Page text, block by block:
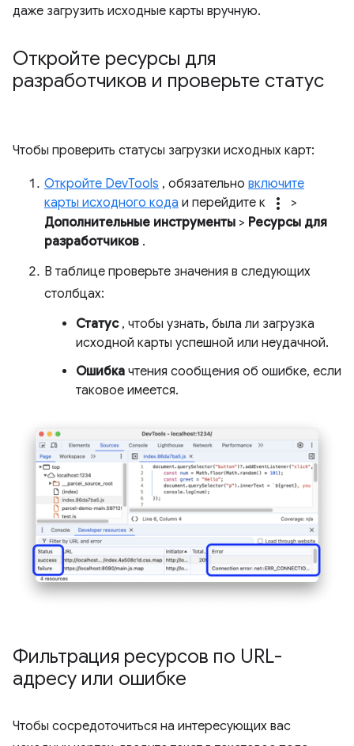
даже загрузить исходные карты вручную.
Откройте ресурсы для
разработчиков и проверьте статус
Чтобы проверить статусы загрузки исходных карт:
Откройте DevTools , обязательно включите
карты исходного кода и перейдите к more_vert
>
Дополнительные инструменты > Ресурсы для
разработчиков .
В таблице проверьте значения в следующих
столбцах:
Статус, чтобы узнать, была ли загрузка
исходной карты успешной или неудачной.
Ошибка чтения сообщения об ошибке, если
таковое имеется.
Фильтрация ресурсов по URL-
адресу или ошибке
Чтобы сосредоточиться на интересующих вас